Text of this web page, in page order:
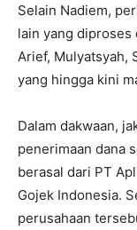
Selain Nadiem,
lain yang diproses
Arief, Mulyatsyah,
yang hingga kini
Dalam dakwaan,
penerimaan dana
berasal dari PT
Gojek Indonesia.
perusahaan